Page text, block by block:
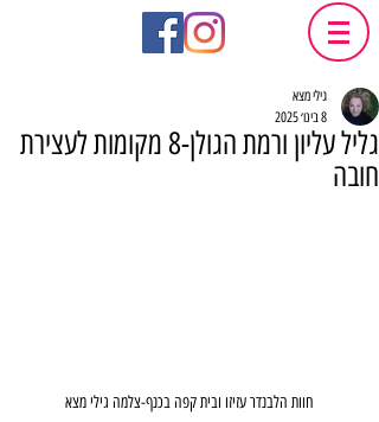
גליל עליון ורמת הגולן-8 מקומות לעצירת
חובה
גילי מצא
8 בינו׳ 2025
חוות הלבנדר עזיזו ובית קפה בכנף-צלמה גילי מצא